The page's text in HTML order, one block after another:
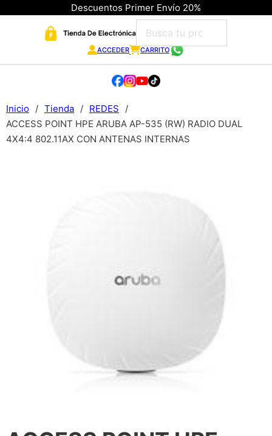
Descuentos Primer Envío 20%
ACCEDER CARRITO
Inicio / Tienda / REDES
/
ACCESS POINT HPE ARUBA AP-535 (RW) RADIO DUAL
4X4:4 802.11AX CON ANTENAS INTERNAS